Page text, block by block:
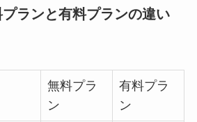
ランと有料プランの違い
無料プラ
ン
有料プラ
ン